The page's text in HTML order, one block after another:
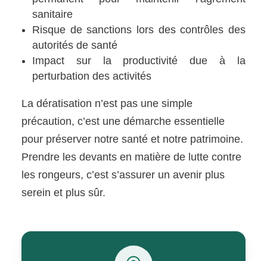
sanitaire
Risque de sanctions lors des contrôles des
autorités de santé
Impact sur la productivité due à la
perturbation des activités
La dératisation n’est pas une simple
précaution, c’est une démarche essentielle
pour préserver notre santé et notre patrimoine.
Prendre les devants en matière de lutte contre
les rongeurs, c’est s’assurer un avenir plus
serein et plus sûr.